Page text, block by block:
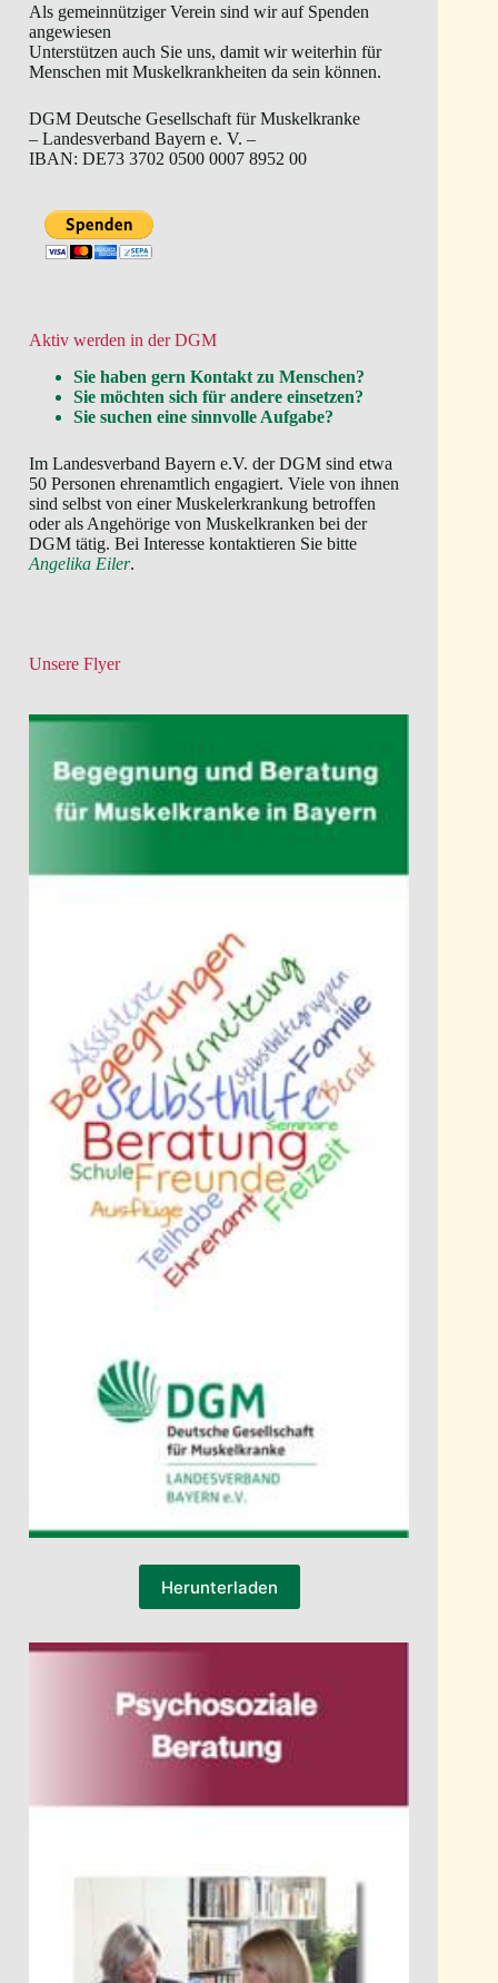
Als gemeinnütziger Verein sind wir auf Spenden
angewiesen
Unterstützen auch Sie uns, damit wir weiterhin für
Menschen mit Muskelkrankheiten da sein können.
DGM Deutsche Gesellschaft für Muskelkranke
– Landesverband Bayern e. V. –
IBAN: DE73 3702 0500 0007 8952 00
Aktiv werden in der DGM
Sie haben gern Kontakt zu Menschen?
Sie möchten sich für andere einsetzen?
Sie suchen eine sinnvolle Aufgabe?
Im Landesverband Bayern e.V. der DGM sind etwa
50 Personen ehrenamtlich engagiert. Viele von ihnen
sind selbst von einer Muskelerkrankung betroffen
oder als Angehörige von Muskelkranken bei der
DGM tätig. Bei Interesse kontaktieren Sie bitte
Angelika Eiler.
Unsere Flyer
Herunterladen